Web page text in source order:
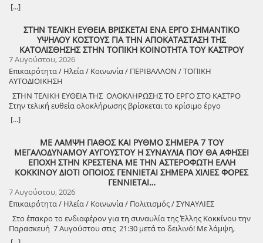
[...]
ΣΤΗΝ ΤΕΛΙΚΗ ΕΥΘΕΙΑ ΒΡΙΣΚΕΤΑΙ ΕΝΑ ΕΡΓΟ ΣΗΜΑΝΤΙΚΟ
ΥΨΗΛΟΥ ΚΟΣΤΟΥΣ ΓΙΑ ΤΗΝ ΑΠΟΚΑΤΑΣΤΑΣΗ ΤΗΣ
ΚΑΤΟΛΙΣΘΗΣΗΣ ΣΤΗΝ ΤΟΠΙΚΗ ΚΟΙΝΟΤΗΤΑ ΤΟΥ ΚΑΣΤΡΟΥ
7 Αυγούστου, 2026
Επικαιρότητα / Ηλεία / Κοινωνία / ΠΕΡΙΒΑΛΛΟΝ / ΤΟΠΙΚΗ
ΑΥΤΟΔΙΟΙΚΗΣΗ
ΣΤΗΝ ΤΕΛΙΚΗ ΕΥΘΕΙΑ ΤΗΣ ΟΛΟΚΛΗΡΩΣΗΣ ΤΟ ΕΡΓΟ ΣΤΟ ΚΑΣΤΡΟ
Στην τελική ευθεία ολοκλήρωσης βρίσκεται το κρίσιμο έργο
αποκατάστασης της κατολίσθησης στην Τ.Κ. Κάστρου,
προϋπολογισμού 1,25 εκατομμυρίων ευρώ. Έπειτα από αυτοψία που
Λέντζας, μαζί με κλιμάκιο της Τεχνικής Υπηρεσίας και εκπροσώπους
της δημοτικής αρχής, διαπιστώθηκε πως οι παρεμβάσεις προχωρούν
άμεσα και αυστηρά εντός των χρονοδιαγραμμάτων. ​Το έργο
χρηματοδοτείται από το Εθνικό Πρόγραμμα Ανάπτυξης και στο
πλαίσιο των εξειδικευμένων εργασιών πραγματοποιήθηκαν
εκσκαφές για την απομάκρυνση των χαλαρών εδαφών,
κατασκευάστηκε ισχυρός τοίχος αντιστήριξης και τοποθετήθηκε
γεωύφασμα οπλισμένης γης, και συρματοκιβώτια καθώς και
οπλισμένο επίχωμα με ειδικό κοκκώδες υλικό. ​Ο Δήμαρχος Γιάννης
Λέντζας δήλωσε ικανοποιημένος από την εξέλιξη των εργασιών,
[...]
ΜΕ ΛΑΜΨΗ ΠΑΘΟΣ ΚΑΙ ΡΥΘΜΟ ΣΗΜΕΡΑ 7 ΤΟΥ
ΜΕΓΑΛΟΔΥΝΑΜΟΥ ΑΥΓΟΥΣΤΟΥ Η ΣΥΝΑΥΛΙΑ ΠΟΥ ΘΑ ΑΦΗΣΕΙ
ΕΠΟΧΗ ΣΤΗΝ ΚΡΕΣΤΕΝΑ ΜΕ ΤΗΝ ΑΣΤΕΡΟΦΩΤΗ ΕΛΛΗ
ΚΟΚΚΙΝΟΥ ΔΙΟΤΙ ΟΠΟΙΟΣ ΓΕΝΝΙΕΤΑΙ ΣΗΜΕΡΑ ΧΙΛΙΕΣ ΦΟΡΕΣ
ΓΕΝΝΙΕΤΑΙ…
7 Αυγούστου, 2026
Επικαιρότητα / Ηλεία / Κοινωνία / Πολιτισμός / ΣΥΝΑΥΛΙΕΣ
Στο έπακρο το ενδιαφέρον για τη συναυλία της Έλλης Κοκκίνου την
Παρασκευή 7 Αυγούστου στις 21:30 μετά το δειλινό! Με λάμψη,
πάθος και ρυθμό! Στο χώρο Γιορτής Σταφίδας Κρεστένων με